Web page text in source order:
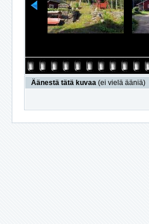
Äänestä tätä kuvaa (ei vielä ääniä)